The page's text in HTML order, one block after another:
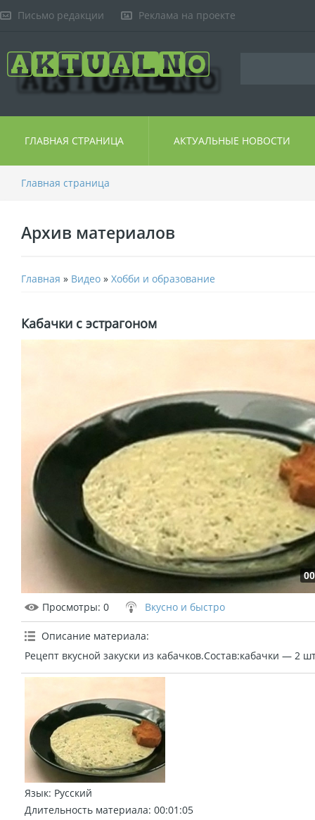
Письмо редакции Реклама на проекте
ГЛАВНАЯ СТРАНИЦА АКТУАЛЬНЫЕ НОВОСТИ
Главная страница
Архив материалов
Главная » Видео » Хобби и образование
Кабачки с эстрагоном
Просмотры: 0 Вкусно и быстро
Описание материала:
Рецепт вкусной закуски из кабачков.Состав:кабачки — 2
Язык: Русский
Длительность материала: 00:01:05